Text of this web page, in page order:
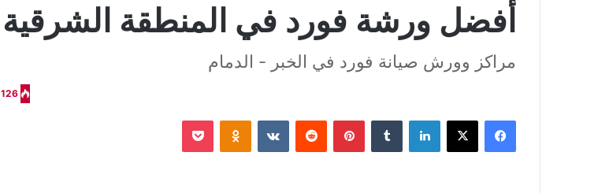
أفضل ورشة فورد في المنطقة الشرقية
مراكز وورش صيانة فورد في الخبر - الدمام
126
فيسبوك لينكدإن بينتيريست